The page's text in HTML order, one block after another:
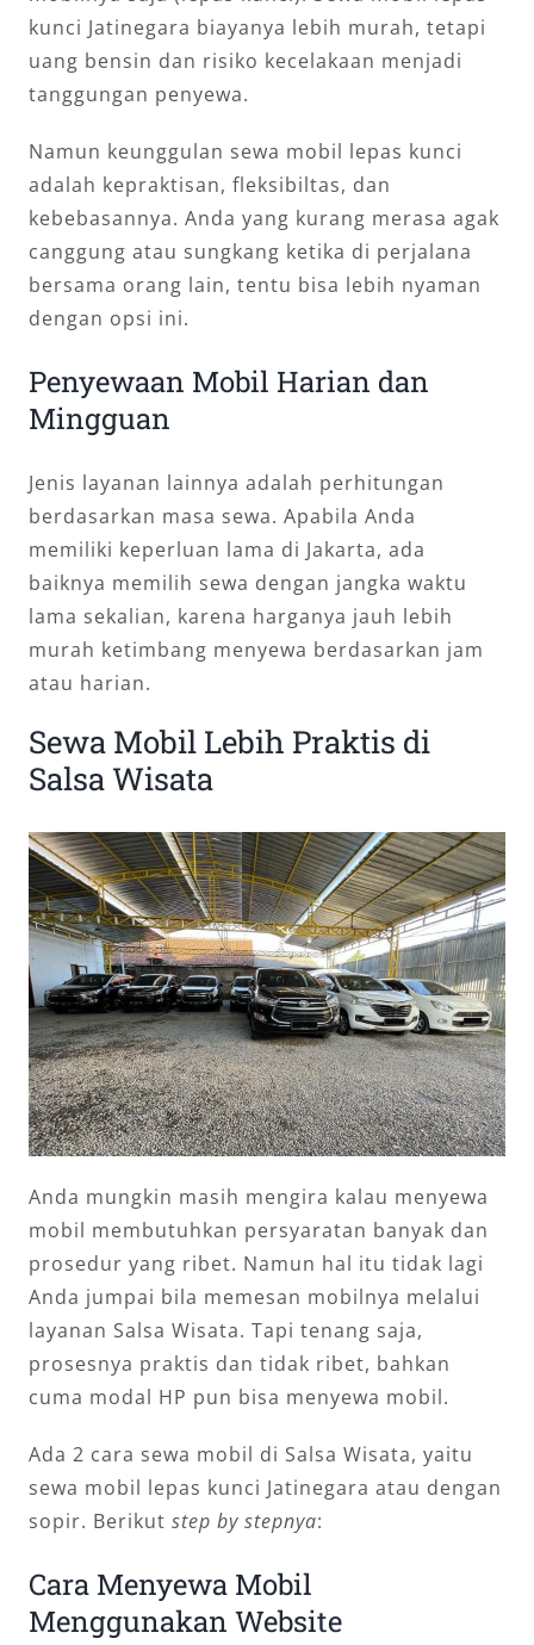
kunci Jatinegara biayanya lebih murah, tetapi
uang bensin dan risiko kecelakaan menjadi
tanggungan penyewa.
Namun keunggulan sewa mobil lepas kunci
adalah kepraktisan, fleksibiltas, dan
kebebasannya. Anda yang kurang merasa agak
canggung atau sungkang ketika di perjalana
bersama orang lain, tentu bisa lebih nyaman
dengan opsi ini.
Penyewaan Mobil Harian dan
Mingguan
Jenis layanan lainnya adalah perhitungan
berdasarkan masa sewa. Apabila Anda
memiliki keperluan lama di Jakarta, ada
baiknya memilih sewa dengan jangka waktu
lama sekalian, karena harganya jauh lebih
murah ketimbang menyewa berdasarkan jam
atau harian.
Sewa Mobil Lebih Praktis di
Salsa Wisata
Anda mungkin masih mengira kalau menyewa
mobil membutuhkan persyaratan banyak dan
prosedur yang ribet. Namun hal itu tidak lagi
Anda jumpai bila memesan mobilnya melalui
layanan Salsa Wisata. Tapi tenang saja,
prosesnya praktis dan tidak ribet, bahkan
cuma modal HP pun bisa menyewa mobil.
Ada 2 cara sewa mobil di Salsa Wisata, yaitu
sewa mobil lepas kunci Jatinegara atau dengan
sopir. Berikut step by stepnya:
Cara Menyewa Mobil
Menggunakan Website